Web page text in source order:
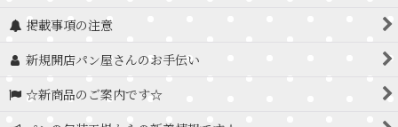
掲載事項の注意
新規開店パン屋さんのお手伝い
☆新商品のご案内です☆